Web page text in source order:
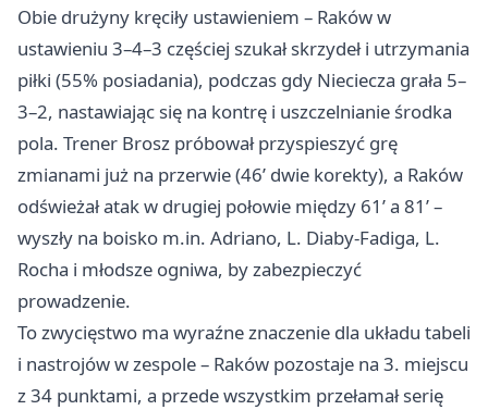
Obie drużyny kręciły ustawieniem – Raków w
ustawieniu 3–4–3 częściej szukał skrzydeł i utrzymania
piłki (55% posiadania), podczas gdy Nieciecza grała 5–
3–2, nastawiając się na kontrę i uszczelnianie środka
pola. Trener Brosz próbował przyspieszyć grę
zmianami już na przerwie (46’ dwie korekty), a Raków
odświeżał atak w drugiej połowie między 61’ a 81’ –
wyszły na boisko m.in. Adriano, L. Diaby-Fadiga, L.
Rocha i młodsze ogniwa, by zabezpieczyć
prowadzenie.
To zwycięstwo ma wyraźne znaczenie dla układu tabeli
i nastrojów w zespole – Raków pozostaje na 3. miejscu
z 34 punktami, a przede wszystkim przełamał serię